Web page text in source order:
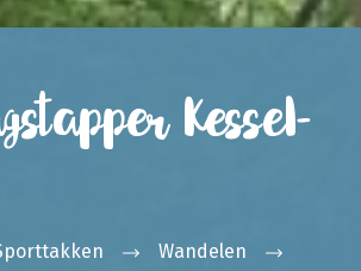
Kessel-
Wandelen